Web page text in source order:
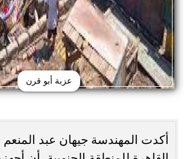
عزبة أبو قرن
أكدت المهندسة جيهان عبد